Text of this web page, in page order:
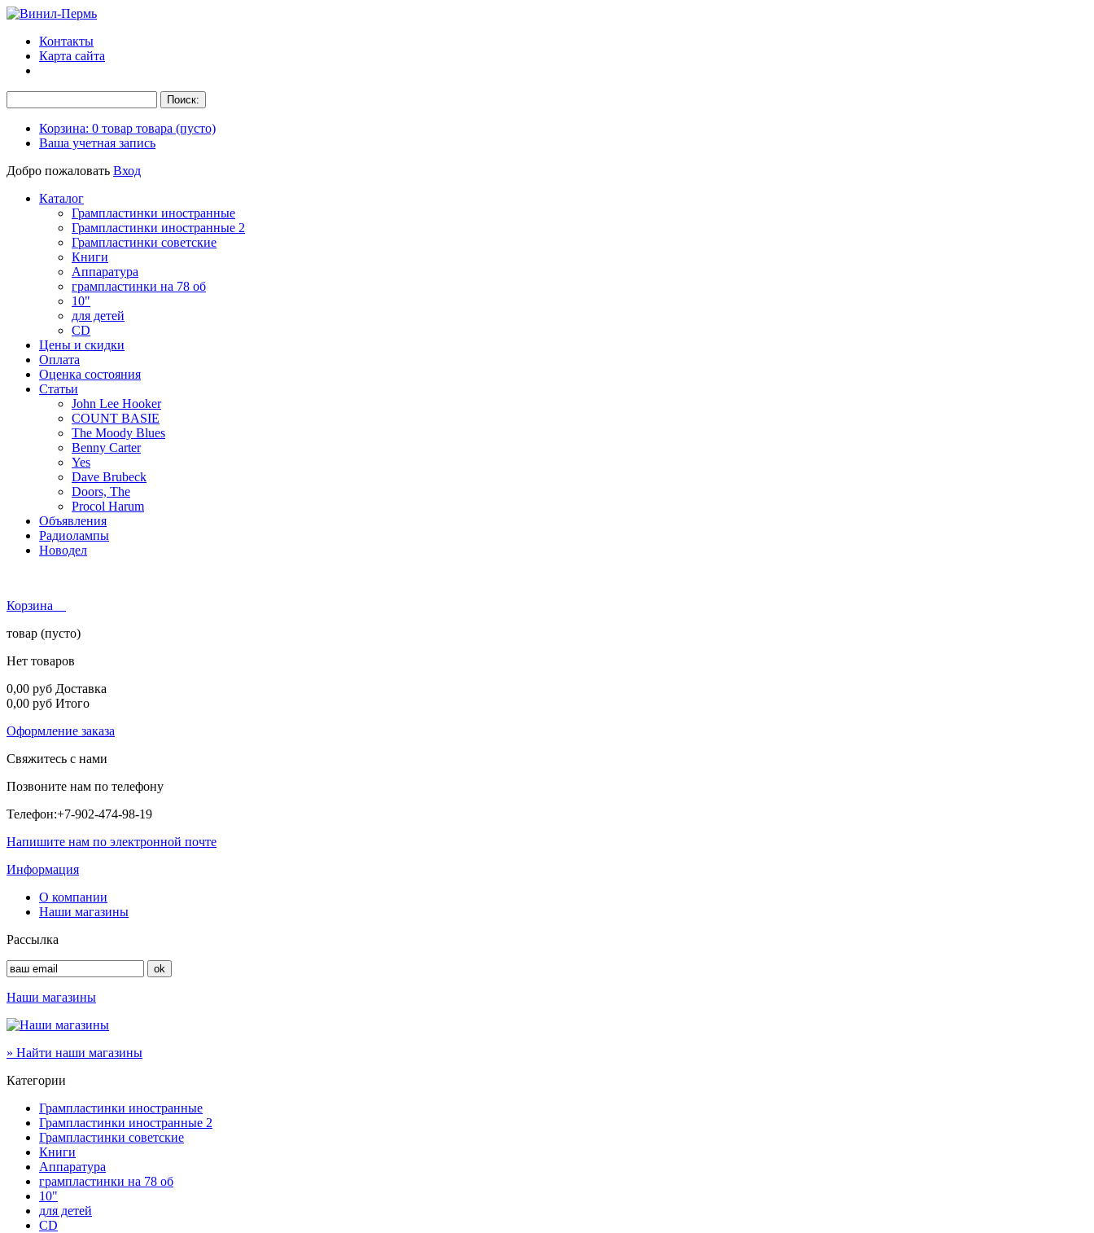
Контакты
Карта сайта
Корзина: 0 товар товара (пусто)
Ваша учетная запись
Добро пожаловать Вход
Каталог
Грампластинки иностранные
Грампластинки иностранные 2
Грампластинки советские
Книги
Аппаратура
грампластинки на 78 об
10"
для детей
CD
Цены и скидки
Оплата
Оценка состояния
Статьи
John Lee Hooker
COUNT BASIE
The Moody Blues
Benny Carter
Yes
Dave Brubeck
Doors, The
Procol Harum
Объявления
Радиолампы
Новодел
Корзина
товар (пусто)
Нет товаров
0,00 руб Доставка
0,00 руб Итого
Оформление заказа
Свяжитесь с нами
Позвоните нам по телефону
Телефон:+7-902-474-98-19
Напишите нам по электронной почте
Информация
О компании
Наши магазины
Рассылка
Наши магазины
» Найти наши магазины
Категории
Грампластинки иностранные
Грампластинки иностранные 2
Грампластинки советские
Книги
Аппаратура
грампластинки на 78 об
10"
для детей
CD